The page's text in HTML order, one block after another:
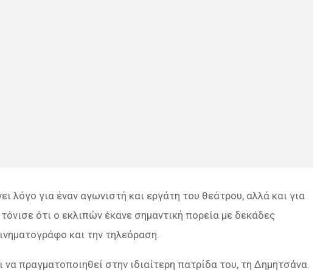
λόγο για έναν αγωνιστή και εργάτη του θεάτρου, αλλά και για
ότι ο εκλιπών έκανε σημαντική πορεία με δεκάδες
και την τηλεόραση.
πραγματοποιηθεί στην ιδιαίτερη πατρίδα του, τη Δημητσάνα.